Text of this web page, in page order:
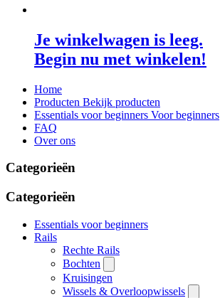
Je winkelwagen is leeg.
Begin nu met winkelen!
Home
Producten Bekijk producten
Essentials voor beginners Voor beginners
FAQ
Over ons
Categorieën
Categorieën
Essentials voor beginners
Rails
Rechte Rails
Bochten
Kruisingen
Wissels & Overloopwissels